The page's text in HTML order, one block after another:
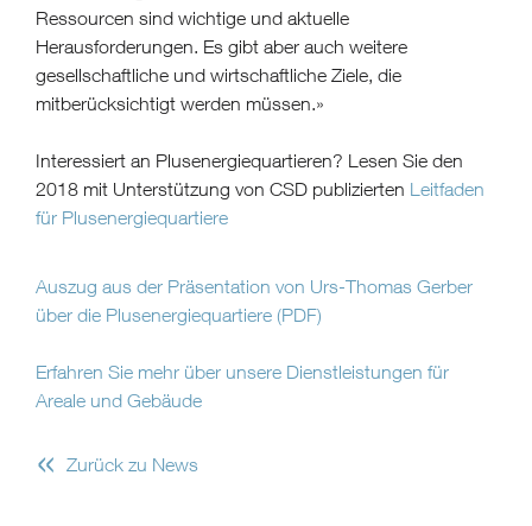
Ressourcen sind wichtige und aktuelle
Herausforderungen. Es gibt aber auch weitere
gesellschaftliche und wirtschaftliche Ziele, die
mitberücksichtigt werden müssen.»
Interessiert an Plusenergiequartieren? Lesen Sie den
2018 mit Unterstützung von CSD publizierten Leitfaden
für Plusenergiequartiere
Auszug aus der Präsentation von Urs-Thomas Gerber
über die Plusenergiequartiere (PDF)
Erfahren Sie mehr über unsere Dienstleistungen für
Areale und Gebäude
« Zurück zu News